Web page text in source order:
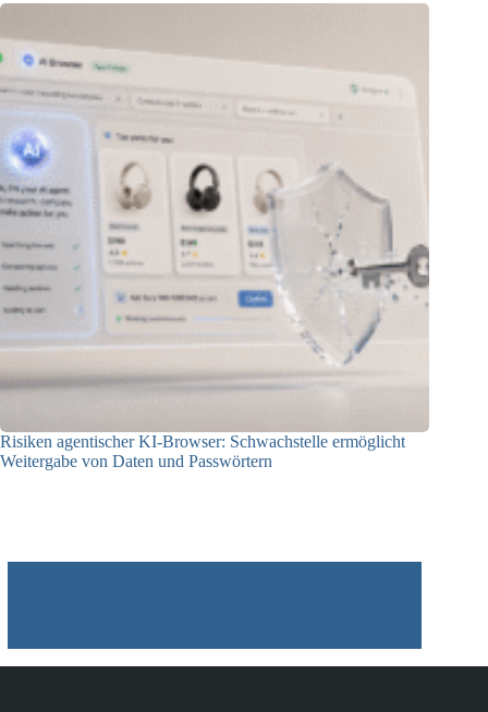
Risiken agentischer KI-Browser: Schwachstelle ermöglicht
Weitergabe von Daten und Passwörtern